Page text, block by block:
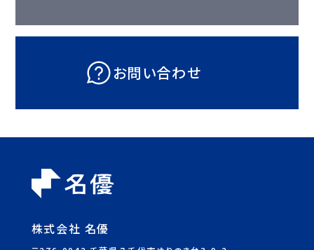
お問い合わせ
株式会社 名優